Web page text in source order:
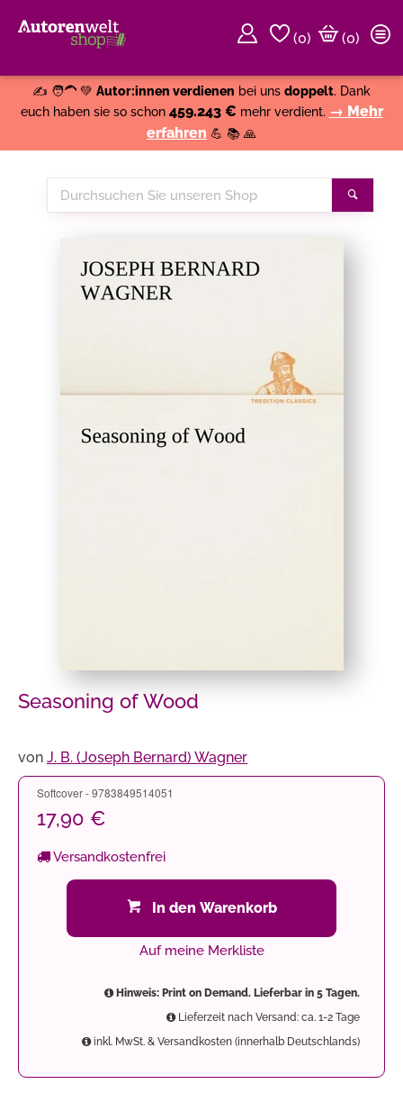
(0)
(0)
✍️ 🧑‍🦱 💚 Autor:innen verdienen bei uns doppelt. Dank
euch haben sie so schon 459.243 € mehr verdient. → Mehr
erfahren 💪 📚 🙏
Durchsuchen
Sie
Seasoning of Wood
von J. B. (Joseph Bernard) Wagner
Softcover - 9783849514051
17,90 €
Versandkostenfrei
In den Warenkorb
Auf meine Merkliste
Hinweis: Print on Demand. Lieferbar in 5 Tagen.
Lieferzeit nach Versand: ca. 1-2 Tage
inkl. MwSt. & Versandkosten (innerhalb Deutschlands)